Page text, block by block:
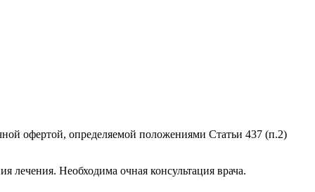
офертой, определяемой положениями Статьи 437 (п.2)
лечения. Необходима очная консультация врача.